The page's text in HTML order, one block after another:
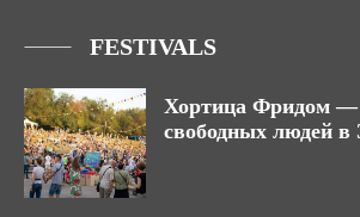
FESTIVALS
Хортица Фридом —
свободных людей в